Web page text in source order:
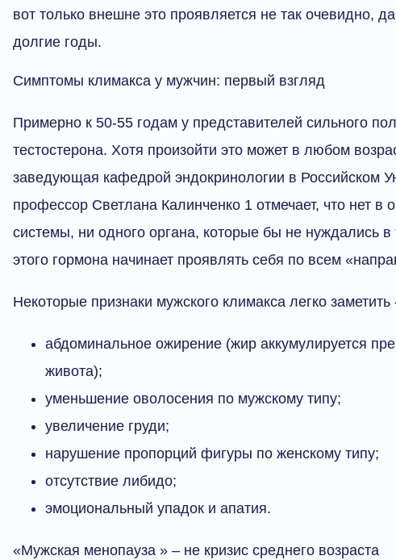
вот только внешне это проявляется не так очевидно,
долгие годы.
Симптомы климакса у мужчин: первый взгляд
Примерно к 50-55 годам у представителей сильного
тестостерона. Хотя произойти это может в любом
заведующая кафедрой эндокринологии в Российском
профессор Светлана Калинченко 1 отмечает, что нет в
системы, ни одного органа, которые бы не нуждались в
этого гормона начинает проявлять себя по всем
Некоторые признаки мужского климакса легко
абдоминальное ожирение (жир аккумулируется
живота);
уменьшение оволосения по мужскому типу;
увеличение груди;
нарушение пропорций фигуры по женскому типу;
отсутствие либидо;
эмоциональный упадок и апатия.
«Мужская менопауза » – не кризис среднего возраста